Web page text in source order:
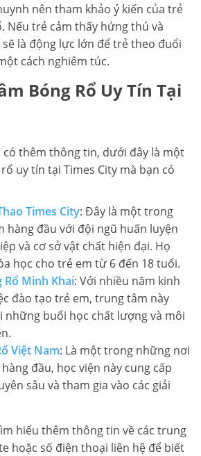
nên tham khảo ý kiến của trẻ
Nếu trẻ cảm thấy hứng thú và
là động lực lớn để trẻ theo đuổi
cách nghiêm túc.
Bóng Rổ Uy Tín Tại
thêm thông tin, dưới đây là một
uy tín tại Times City mà bạn có
Times City: Đây là một trong
hàng đầu với đội ngũ huấn luyện
và cơ sở vật chất hiện đại. Họ
học cho trẻ em từ 6 đến 18 tuổi.
Rổ Minh Khai: Với nhiều năm kinh
đào tạo trẻ em, trung tâm này
những buổi học chất lượng và môi
Việt Nam: Là một trong những nơi
đầu, học viện này cung cấp
sâu và tham gia vào các giải
hiểu thêm thông tin về các trung
hoặc số điện thoại liên hệ để biết